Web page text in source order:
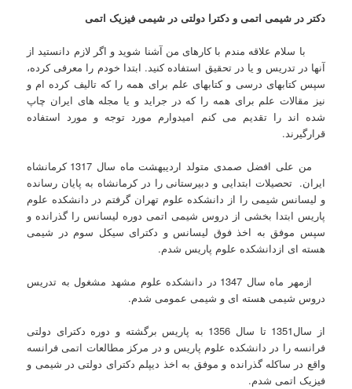
دکتر در شیمی اتمی و دکترا دولتی در شیمی فیزیک اتمی
با سلام علاقه مندم با کارهای من آشنا شوید و اگر لازم دانستید از
آنها در تدریس و یا در تحقیق استفاده کنید. ابتدا خودم را معرفی کرده،
سپس کتابهای درسی و کتابهای علم برای همه را که تالیف کرده ام و
نیز مقالات علم برای همه را که در جراید و یا مجله های ایران چاپ
شده اند را تقدیم می کنم امیدوارم مورد توجه و مورد استفاده
قرارگیرند.
من علی افضل صمدی متولد اردیبهشت ماه سال 1317 کرمانشاه
ایران. تحصیلات ابتدایی و دبیرستانی را در کرمانشاه به پایان رسانده
و لیسانس شیمی را از دانشکده علوم تهران گرفتم در دانشکده علوم
پاریس ابتدا بخشی از دروس شیمی اتمی دوره لیسانس را گذرانده و
سپس موفق به اخذ فوق لیسانس و دکترای سیکل سوم در شیمی
هسته ای ازدانشکده علوم پاریس شدم.
ازمهر ماه سال 1347 در دانشکده علوم مشهد مشغول به تدریس
دروس شیمی هسته ای و شیمی عمومی شدم.
از سال1351 تا سال 1356 به پاریس برگشته و دوره دکترای دولتی
فرانسه را در دانشکده علوم پاریس و در مرکز مطالعات اتمی فرانسه
واقع در ساکله گذرانده و موفق به اخذ دیپلم دکترای دولتی در شیمی و
فیزیک اتمی شدم.